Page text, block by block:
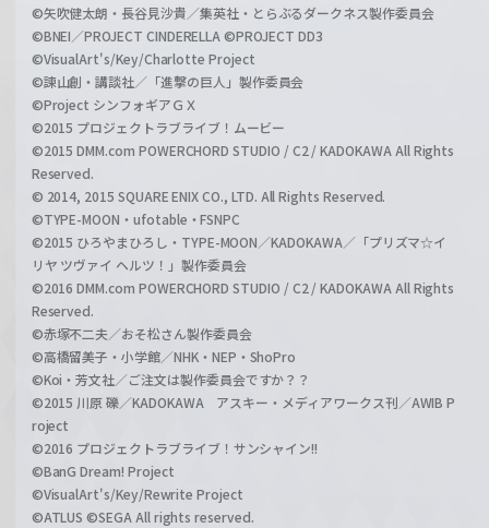
©矢吹健太朗・長谷見沙貴／集英社・とらぶるダークネス製作委員会
©BNEI／PROJECT CINDERELLA ©PROJECT DD3
©VisualArt's/Key/Charlotte Project
©諫山創・講談社／「進撃の巨人」製作委員会
©Project シンフォギアＧＸ
©2015 プロジェクトラブライブ！ムービー
©2015 DMM.com POWERCHORD STUDIO / C2 / KADOKAWA All Rights
Reserved.
© 2014, 2015 SQUARE ENIX CO., LTD. All Rights Reserved.
©TYPE-MOON・ufotable・FSNPC
©2015 ひろやまひろし・TYPE-MOON／KADOKAWA／「プリズマ☆イ
リヤ ツヴァイ ヘルツ！」製作委員会
©2016 DMM.com POWERCHORD STUDIO / C2 / KADOKAWA All Rights
Reserved.
©赤塚不二夫／おそ松さん製作委員会
©高橋留美子・小学館／NHK・NEP・ShoPro
©Koi・芳文社／ご注文は製作委員会ですか？？
©2015 川原 礫／KADOKAWA アスキー・メディアワークス刊／AWIB P
roject
©2016 プロジェクトラブライブ！サンシャイン!!
©BanG Dream! Project
©VisualArt's/Key/Rewrite Project
©ATLUS ©SEGA All rights reserved.